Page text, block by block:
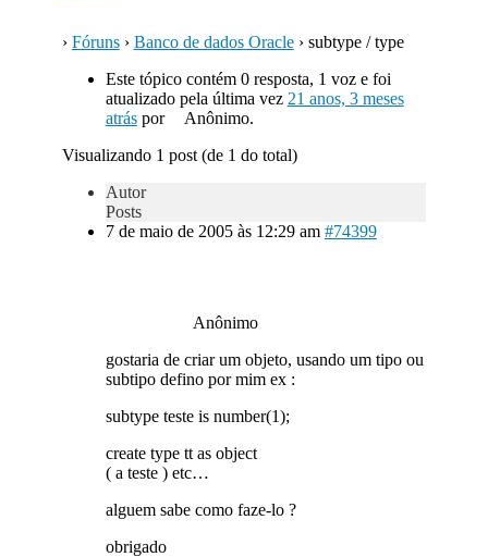
› Fóruns › Banco de dados Oracle › subtype / type
Este tópico contém 0 resposta, 1 voz e foi
atualizado pela última vez 21 anos, 3 meses
atráspor
Anônimo.
Visualizando 1 post (de 1 do total)
Autor
Posts
7 de maio de 2005 às 12:29 am #74399
Anônimo
gostaria de criar um objeto, usando um tipo ou
subtipo defino por mim ex :
subtype teste is number(1);
create type tt as object
( a teste ) etc…
alguem sabe como faze-lo ?
obrigado